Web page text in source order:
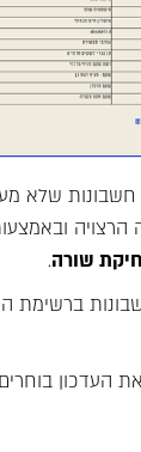
שלא
שורה.
ברשימת
העדכון